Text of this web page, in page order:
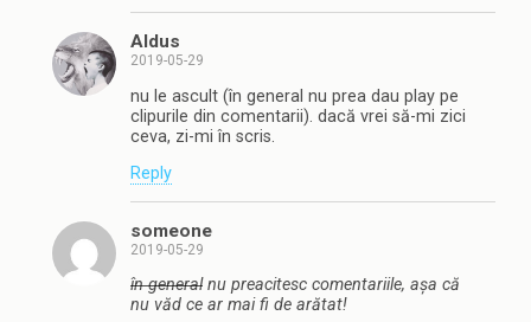
Aldus
2019-05-29
nu le ascult (în general nu prea dau play pe
clipurile din comentarii). dacă vrei să-mi zici
ceva, zi-mi în scris.
Reply
someone
2019-05-29
în generalnu preacitesc comentariile, așa că
nu văd ce ar mai fi de arătat!